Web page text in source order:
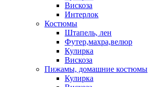
Вискоза
Интерлок
Костюмы
Штапель, лен
Футер,махра,велюр
Кулирка
Вискоза
Пижамы, домашние костюмы
Кулирка